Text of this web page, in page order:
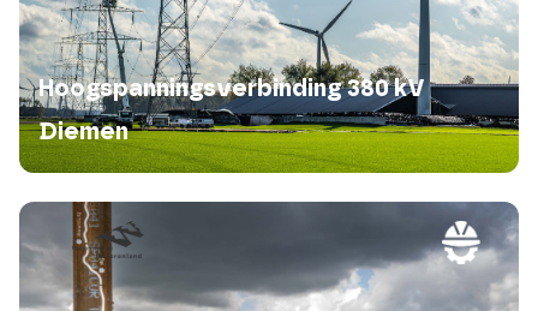
Hoogspanningsverbinding 380 kV
Diemen